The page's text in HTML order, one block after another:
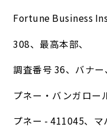
Fortune Business
308、最高本部、
調査番号 36、バナー
プネー・バンガロー
プネー - 411045、マ